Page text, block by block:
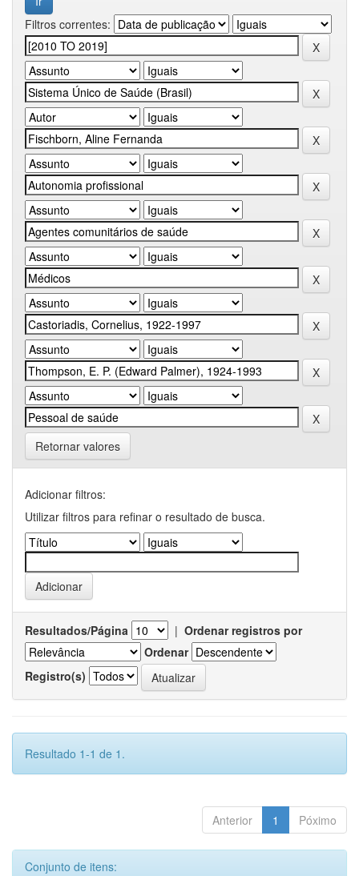
Filtros correntes:
Retornar valores
Adicionar filtros:
Utilizar filtros para refinar o resultado de busca.
Resultados/Página | Ordenar registros por
Ordenar
Registro(s)
Resultado 1-1 de 1.
Anterior 1 Póximo
Conjunto de itens: